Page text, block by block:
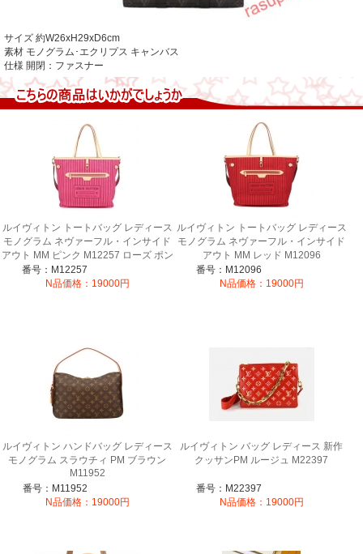
サイズ 約W26xH29xD6cm
素材 モノグラム･エクリプス キャンバス
仕様 開閉：ファスナー
ルイヴィトン トートバッグ レディース
モノグラム ネヴァーフル・インサイド
アウト MM ピンク M12257 ローズ ポン
ディシェリ
番号：M12257
N品価格：19000円
ルイヴィトン トートバッグ レディース
モノグラム ネヴァーフル・インサイド
アウト MM レッド M12096
番号：M12096
N品価格：19000円
ルイヴィトン ハンドバッグ レディース
モノグラム スラウチィ PM ブラウン
M11952
番号：M11952
N品価格：19000円
ルイヴィトン バッグ レディース 新作
クッサンPM ルージュ M22397
番号：M22397
N品価格：19000円